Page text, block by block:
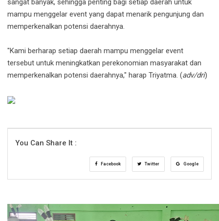
sangat banyak, sehingga penting bagi setiap daerah untuk
mampu menggelar event yang dapat menarik pengunjung dan
memperkenalkan potensi daerahnya.
"Kami berharap setiap daerah mampu menggelar event
tersebut untuk meningkatkan perekonomian masyarakat dan
memperkenalkan potensi daerahnya," harap Triyatma. (adv/dri)
You Can Share It :
Facebook Twitter Google